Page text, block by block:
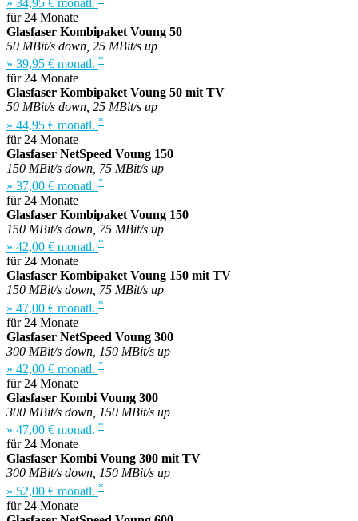
» 34,95 € monatl.
für 24 Monate
Glasfaser Kombipaket Voung 50
50 MBit/s down, 25 MBit/s up
» 39,95 € monatl. *
für 24 Monate
Glasfaser Kombipaket Voung 50 mit TV
50 MBit/s down, 25 MBit/s up
» 44,95 € monatl. *
für 24 Monate
Glasfaser NetSpeed Voung 150
150 MBit/s down, 75 MBit/s up
» 37,00 € monatl. *
für 24 Monate
Glasfaser Kombipaket Voung 150
150 MBit/s down, 75 MBit/s up
» 42,00 € monatl. *
für 24 Monate
Glasfaser Kombipaket Voung 150 mit TV
150 MBit/s down, 75 MBit/s up
» 47,00 € monatl. *
für 24 Monate
Glasfaser NetSpeed Voung 300
300 MBit/s down, 150 MBit/s up
» 42,00 € monatl. *
für 24 Monate
Glasfaser Kombi Voung 300
300 MBit/s down, 150 MBit/s up
» 47,00 € monatl. *
für 24 Monate
Glasfaser Kombi Voung 300 mit TV
300 MBit/s down, 150 MBit/s up
» 52,00 € monatl. *
für 24 Monate